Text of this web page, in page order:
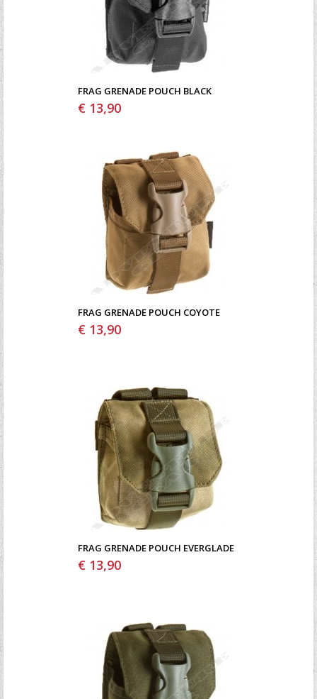
FRAG GRENADE POUCH BLACK
€ 13,90
FRAG GRENADE POUCH COYOTE
€ 13,90
FRAG GRENADE POUCH EVERGLADE
€ 13,90